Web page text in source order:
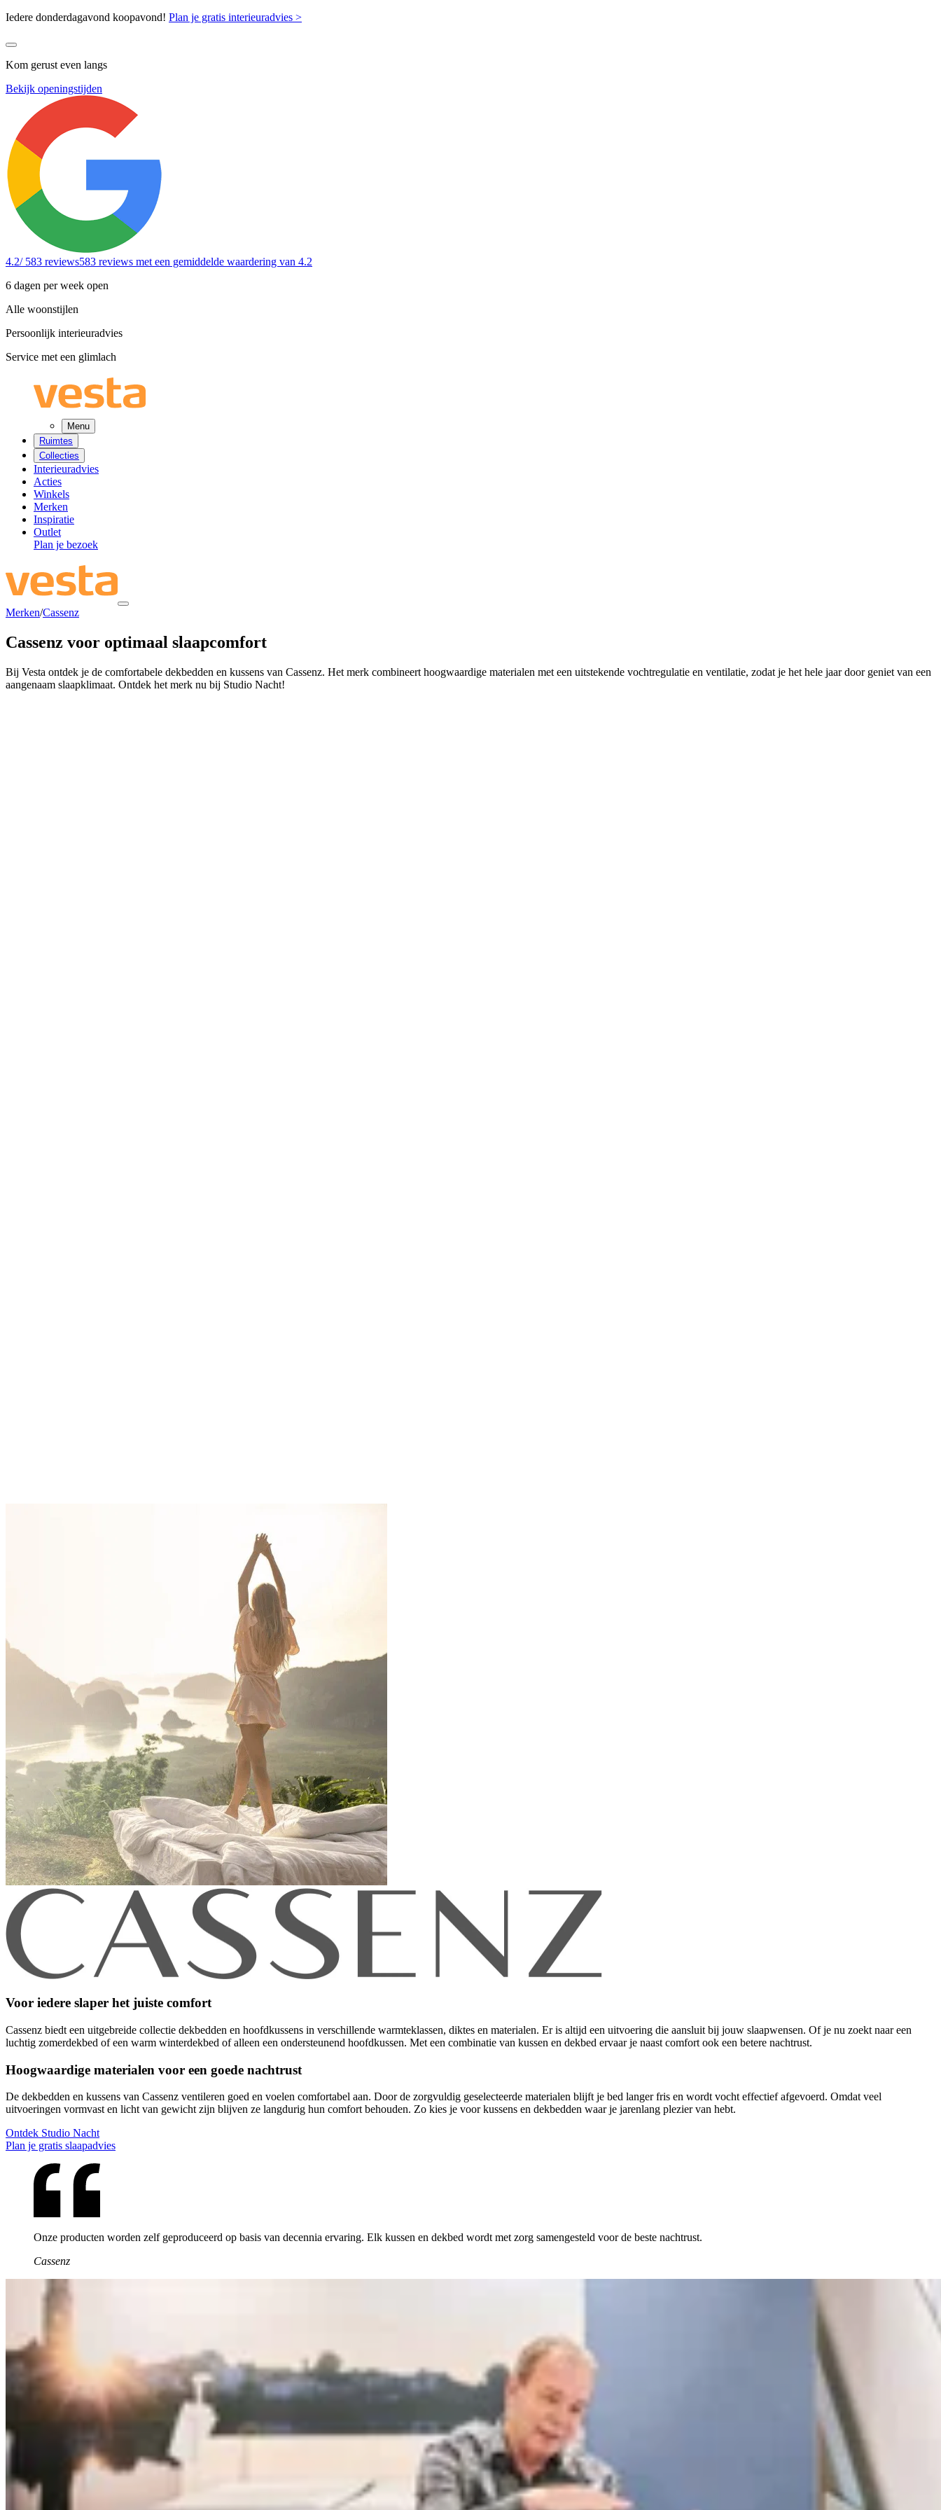
Iedere donderdagavond koopavond! Plan je gratis interieuradvies >
Kom gerust even langs
Bekijk openingstijden
4.2/ 583 reviews583 reviews met een gemiddelde waardering van 4.2
6 dagen per week open
Alle woonstijlen
Persoonlijk interieuradvies
Service met een glimlach
Menu
Ruimtes
Collecties
Interieuradvies
Acties
Winkels
Merken
Inspiratie
Outlet
Plan je bezoek
Merken/Cassenz
Cassenz voor optimaal slaapcomfort
Bij Vesta ontdek je de comfortabele dekbedden en kussens van Cassenz. Het merk combineert hoogwaardige materialen met een uitstekende vochtregulatie en ventilatie, zodat je het hele jaar door geniet van een
aangenaam slaapklimaat. Ontdek het merk nu bij Studio Nacht!
Voor iedere slaper het juiste comfort
Cassenz biedt een uitgebreide collectie dekbedden en hoofdkussens in verschillende warmteklassen, diktes en materialen. Er is altijd een uitvoering die aansluit bij jouw slaapwensen. Of je nu zoekt naar een
luchtig zomerdekbed of een warm winterdekbed of alleen een ondersteunend hoofdkussen. Met een combinatie van kussen en dekbed ervaar je naast comfort ook een betere nachtrust.
Hoogwaardige materialen voor een goede nachtrust
De dekbedden en kussens van Cassenz ventileren goed en voelen comfortabel aan. Door de zorgvuldig geselecteerde materialen blijft je bed langer fris en wordt vocht effectief afgevoerd. Omdat veel
uitvoeringen vormvast en licht van gewicht zijn blijven ze langdurig hun comfort behouden. Zo kies je voor kussens en dekbedden waar je jarenlang plezier van hebt.
Ontdek Studio Nacht
Plan je gratis slaapadvies
Onze producten worden zelf geproduceerd op basis van decennia ervaring. Elk kussen en dekbed wordt met zorg samengesteld voor de beste nachtrust.
Cassenz